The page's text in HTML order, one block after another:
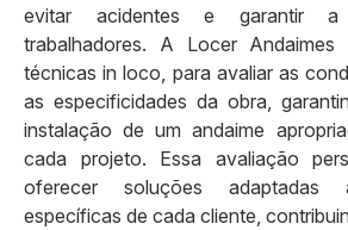
evitar acidentes e garantir a
trabalhadores. A Locer Andaimes
técnicas in loco, para avaliar as
as especificidades da obra,
instalação de um andaime
cada projeto. Essa avaliação
oferecer soluções adaptadas
específicas de cada cliente,